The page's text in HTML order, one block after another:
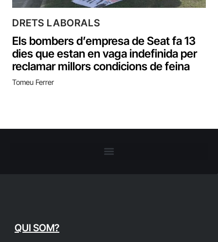
DRETS LABORALS
Els bombers d’empresa de Seat fa 13
dies que estan en vaga indefinida per
reclamar millors condicions de feina
Tomeu Ferrer
QUI SOM?